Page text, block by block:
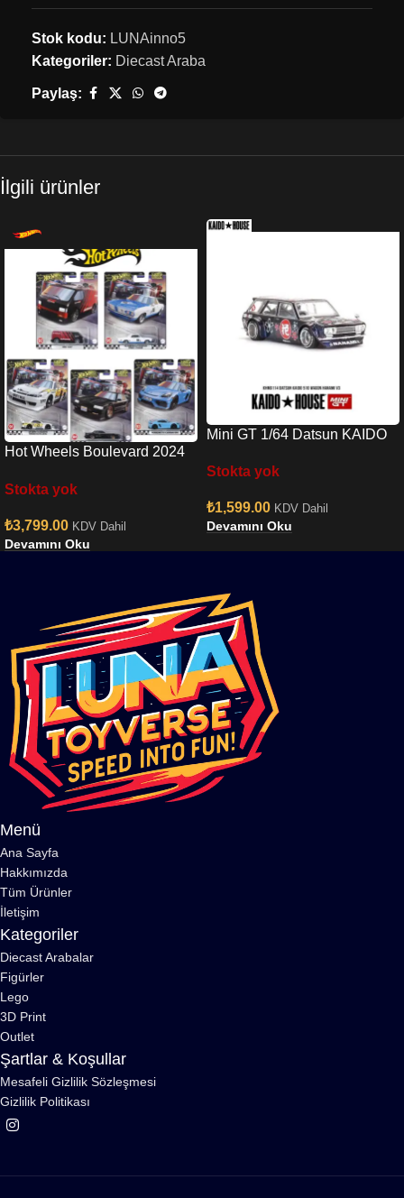
Stok kodu: LUNAinno5
Kategoriler: Diecast Araba
Paylaş:
İlgili ürünler
Hot Wheels Boulevard 2024
Stokta yok
₺3,799.00 KDV Dahil
Devamını Oku
Mini GT 1/64 Datsun KAIDO
Stokta yok
₺1,599.00 KDV Dahil
Devamını Oku
Menü
Ana Sayfa
Hakkımızda
Tüm Ürünler
İletişim
Kategoriler
Diecast Arabalar
Figürler
Lego
3D Print
Outlet
Şartlar & Koşullar
Mesafeli Gizlilik Sözleşmesi
Gizlilik Politikası